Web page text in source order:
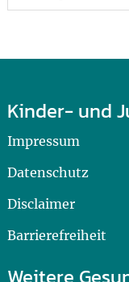
Kinder- und
Impressum
Datenschutz
Disclaimer
Barrierefreiheit